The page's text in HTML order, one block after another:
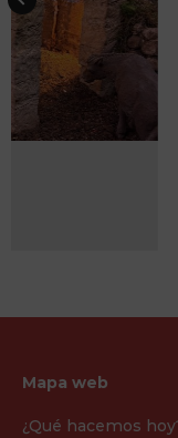
La vuelta al
Mapa web
¿Qué hacemos